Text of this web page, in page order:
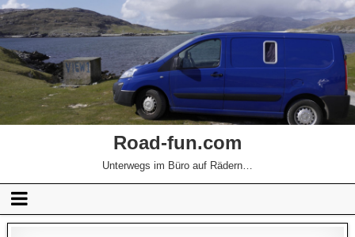
Road-fun.com
Unterwegs im Büro auf Rädern…